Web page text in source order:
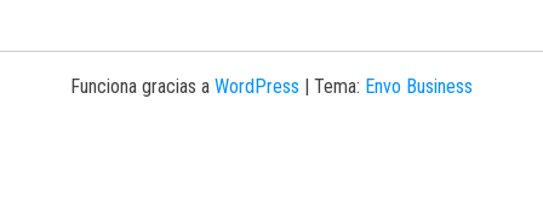
Funciona gracias a WordPress | Tema: Envo Business